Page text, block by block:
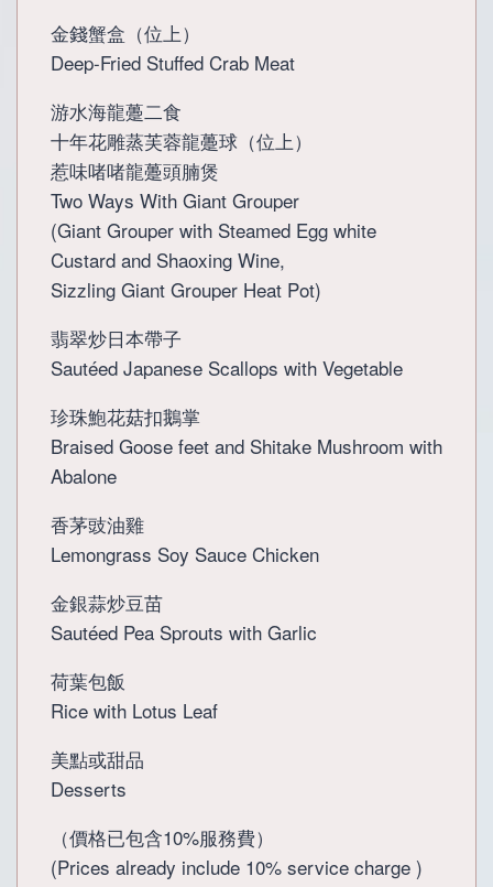
金錢蟹盒（位上）
Deep-Fried Stuffed Crab Meat
游水海龍躉二食
十年花雕蒸芙蓉龍躉球（位上）
惹味啫啫龍躉頭腩煲
Two Ways With Giant Grouper
(Giant Grouper with Steamed Egg white
Custard and Shaoxing Wine,
Sizzling Giant Grouper Heat Pot)
翡翠炒日本帶子
Sautéed Japanese Scallops with Vegetable
珍珠鮑花菇扣鵝掌
Braised Goose feet and Shitake Mushroom with
Abalone
香茅豉油雞
Lemongrass Soy Sauce Chicken
金銀蒜炒豆苗
Sautéed Pea Sprouts with Garlic
荷葉包飯
Rice with Lotus Leaf
美點或甜品
Desserts
（價格已包含10%服務費）
(Prices already include 10% service charge )